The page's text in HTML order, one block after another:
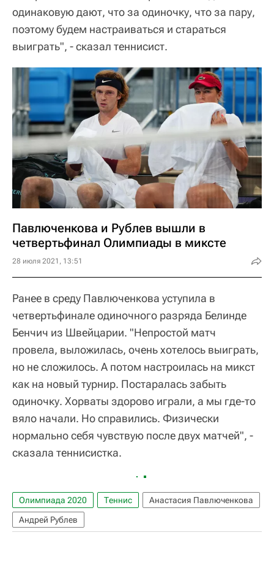
одинаковую дают, что за одиночку, что за пару,
поэтому будем настраиваться и стараться
выиграть", - сказал теннисист.
Павлюченкова и Рублев вышли в
четвертьфинал Олимпиады в миксте
28 июля 2021, 13:51
Ранее в среду Павлюченкова уступила в
четвертьфинале одиночного разряда Белинде
Бенчич из Швейцарии. "Непростой матч
провела, выложилась, очень хотелось выиграть,
но не сложилось. А потом настроилась на микст
как на новый турнир. Постаралась забыть
одиночку. Хорваты здорово играли, а мы где-то
вяло начали. Но справились. Физически
нормально себя чувствую после двух матчей", -
сказала теннисистка.
Олимпиада 2020 Теннис
Анастасия Павлюченкова
Андрей Рублев